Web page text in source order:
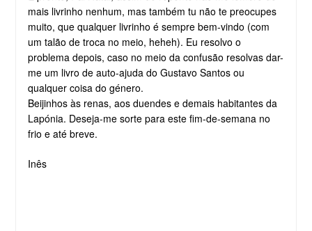
mais livrinho nenhum, mas também tu não te preocupes
muito, que qualquer livrinho é sempre bem-vindo (com
um talão de troca no meio, heheh). Eu resolvo o
problema depois, caso no meio da confusão resolvas dar-
me um livro de auto-ajuda do Gustavo Santos ou
qualquer coisa do género.
Beijinhos às renas, aos duendes e demais habitantes da
Lapónia. Deseja-me sorte para este fim-de-semana no
frio e até breve.
Inês